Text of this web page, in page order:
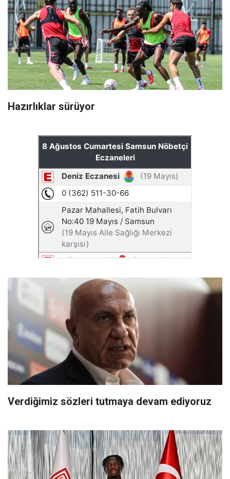
Hazırlıklar sürüyor
Verdiğimiz sözleri tutmaya devam ediyoruz